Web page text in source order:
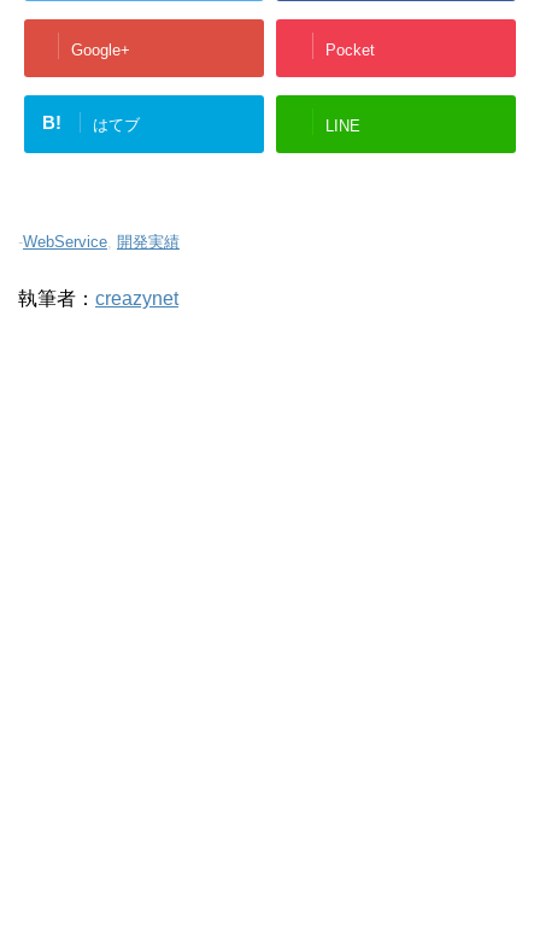
Google+ Pocket
B! はてブ LINE
-WebService, 開発実績
執筆者： creazynet